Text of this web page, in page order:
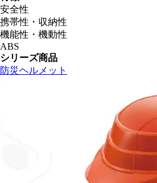
安全性
携帯性・収納性
機能性・機動性
ABS
シリーズ商品
防災ヘルメット